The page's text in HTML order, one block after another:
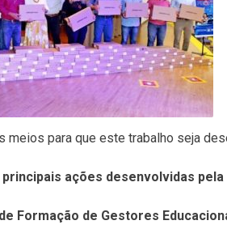
meios para que este trabalho seja
ações desenvolvidas pela
Formação de Gestores